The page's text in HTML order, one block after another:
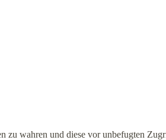
zu wahren und diese vor unbefugten